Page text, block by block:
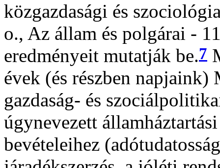
közgazdasági és
o., Az állam és polgárai -
eredményeit mutatják be.7
évek (és részben napjaink)
gazdaság- és
úgynevezett
bevételeihez